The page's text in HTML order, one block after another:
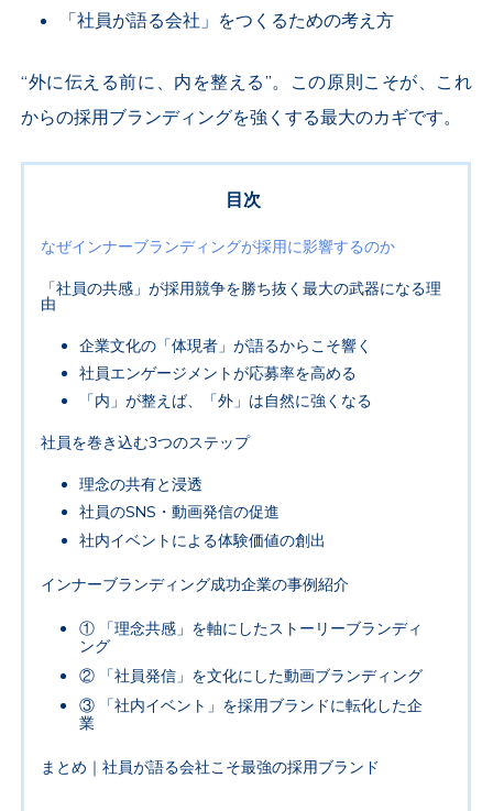
「社員が語る会社」をつくるための考え方
“外に伝える前に、内を整える”。この原則こそが、これ
からの採用ブランディングを強くする最大のカギです。
目次
なぜインナーブランディングが採用に影響するのか
「社員の共感」が採用競争を勝ち抜く最大の武器になる理
由
企業文化の「体現者」が語るからこそ響く
社員エンゲージメントが応募率を高める
「内」が整えば、「外」は自然に強くなる
社員を巻き込む3つのステップ
理念の共有と浸透
社員のSNS ・動画発信の促進
社内イベントによる体験価値の創出
インナーブランディング成功企業の事例紹介
①
「理念共感」を軸にしたストーリーブランディ
ング
②
「社員発信」を文化にした動画ブランディング
③
「社内イベント」を採用ブランドに転化した企
業
まとめ｜社員が語る会社こそ最強の採用ブランド